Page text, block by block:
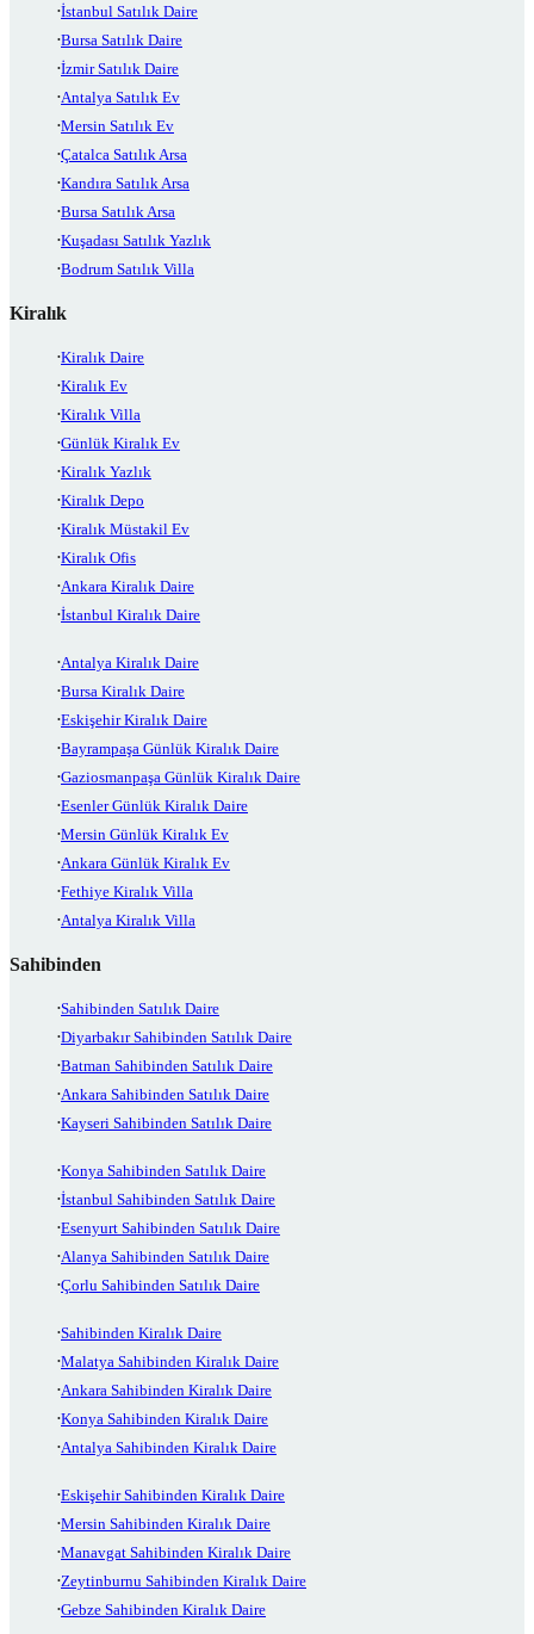
İstanbul Satılık Daire
Bursa Satılık Daire
İzmir Satılık Daire
Antalya Satılık Ev
Mersin Satılık Ev
Çatalca Satılık Arsa
Kandıra Satılık Arsa
Bursa Satılık Arsa
Kuşadası Satılık Yazlık
Bodrum Satılık Villa
Kiralık
Kiralık Daire
Kiralık Ev
Kiralık Villa
Günlük Kiralık Ev
Kiralık Yazlık
Kiralık Depo
Kiralık Müstakil Ev
Kiralık Ofis
Ankara Kiralık Daire
İstanbul Kiralık Daire
Antalya Kiralık Daire
Bursa Kiralık Daire
Eskişehir Kiralık Daire
Bayrampaşa Günlük Kiralık Daire
Gaziosmanpaşa Günlük Kiralık Daire
Esenler Günlük Kiralık Daire
Mersin Günlük Kiralık Ev
Ankara Günlük Kiralık Ev
Fethiye Kiralık Villa
Antalya Kiralık Villa
Sahibinden
Sahibinden Satılık Daire
Diyarbakır Sahibinden Satılık Daire
Batman Sahibinden Satılık Daire
Ankara Sahibinden Satılık Daire
Kayseri Sahibinden Satılık Daire
Konya Sahibinden Satılık Daire
İstanbul Sahibinden Satılık Daire
Esenyurt Sahibinden Satılık Daire
Alanya Sahibinden Satılık Daire
Çorlu Sahibinden Satılık Daire
Sahibinden Kiralık Daire
Malatya Sahibinden Kiralık Daire
Ankara Sahibinden Kiralık Daire
Konya Sahibinden Kiralık Daire
Antalya Sahibinden Kiralık Daire
Eskişehir Sahibinden Kiralık Daire
Mersin Sahibinden Kiralık Daire
Manavgat Sahibinden Kiralık Daire
Zeytinburnu Sahibinden Kiralık Daire
Gebze Sahibinden Kiralık Daire